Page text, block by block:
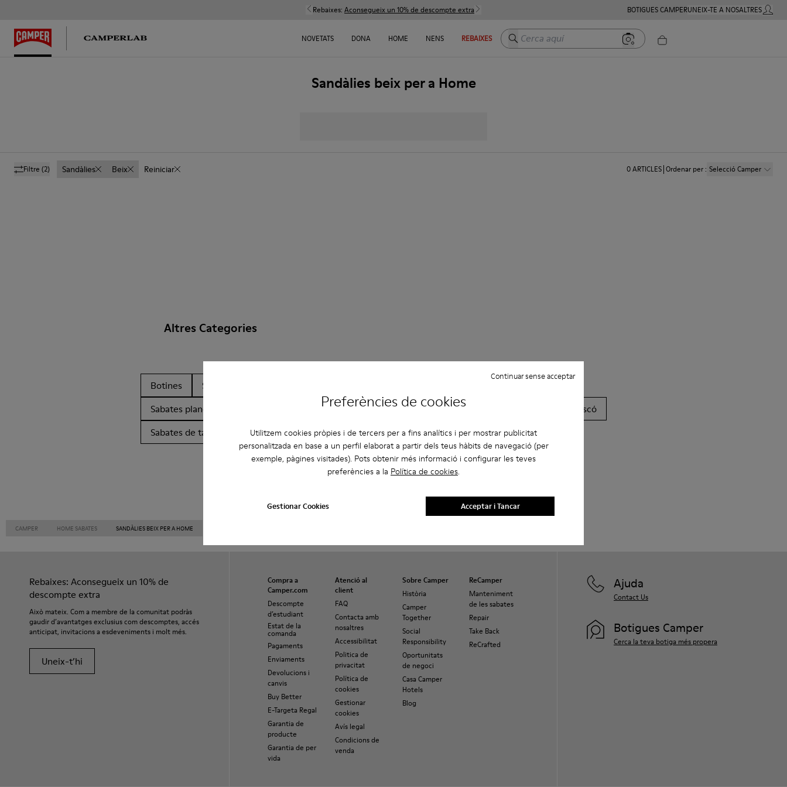
Preferències de cookies
Utilitzem cookies pròpies i de tercers per a fins analítics i per mostrar publicitat
personalitzada en base a un perfil elaborat a partir dels teus hàbits de navegació (per
exemple, pàgines visitades). Pots obtenir més informació i configurar les teves
preferències a la Política de cookies.
Gestionar Cookies
Continuar sense acceptar
Acceptar i Tancar
Rebaixes: Aconsegueix un 10% de descompte extra BOTIGUES CAMPERUNEIX-TE A NOSALTRES
NOVETATS DONA HOME NENS REBAIXES Cerca aquí
Sandàlies beix per a Home
Filtre (2) Sandàlies Beix Reiniciar 0ARTICLES Ordenar per: Selecció Camper
Altres Categories
Botines Sabates sense pell
Sabates planes
Bambes Sabatilles Sabates formals
Plataforma/Tascó
Sabates de taló
CAMPER HOME SABATES SANDÀLIES BEIX PER A HOME
Rebaixes: Aconsegueix un 10% de
descompte extra
Això mateix. Com a membre de la comunitat podràs
gaudir d’avantatges exclusius com descomptes, accés
anticipat, invitacions a esdeveniments i molt més.
Uneix-t’hi
Compra a
Camper.com
Descompte
d’estudiant
Estat de la
comanda
Pagaments
Enviaments
Devolucions i
canvis
Buy Better
E-Targeta Regal
Garantia de
producte
Garantia de per
vida
Atenció al
client
FAQ
Contacta amb
nosaltres
Accessibilitat
Politica de
privacitat
Política de
cookies
Gestionar
cookies
Avís legal
Condicions de
venda
Sobre Camper
Història
Camper
Together
Social
Responsibility
Oportunitats
de negoci
Casa Camper
Hotels
Blog
ReCamper
Manteniment
de les sabates
Repair
Take Back
ReCrafted
Ajuda
Contact Us
Botigues Camper
Cerca la teva botiga més propera